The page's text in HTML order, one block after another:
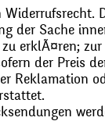
Widerrufsrecht.
der Sache
zu erklÃ¤ren;
der Preis
Reklamation